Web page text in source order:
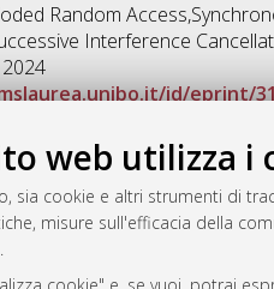
web utilizza i
sia cookie e altri strumenti di
misure sull'efficacia della
Random
Interference
id/eprint/
del documento: